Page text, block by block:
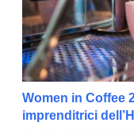
Women in Coffee
imprenditrici